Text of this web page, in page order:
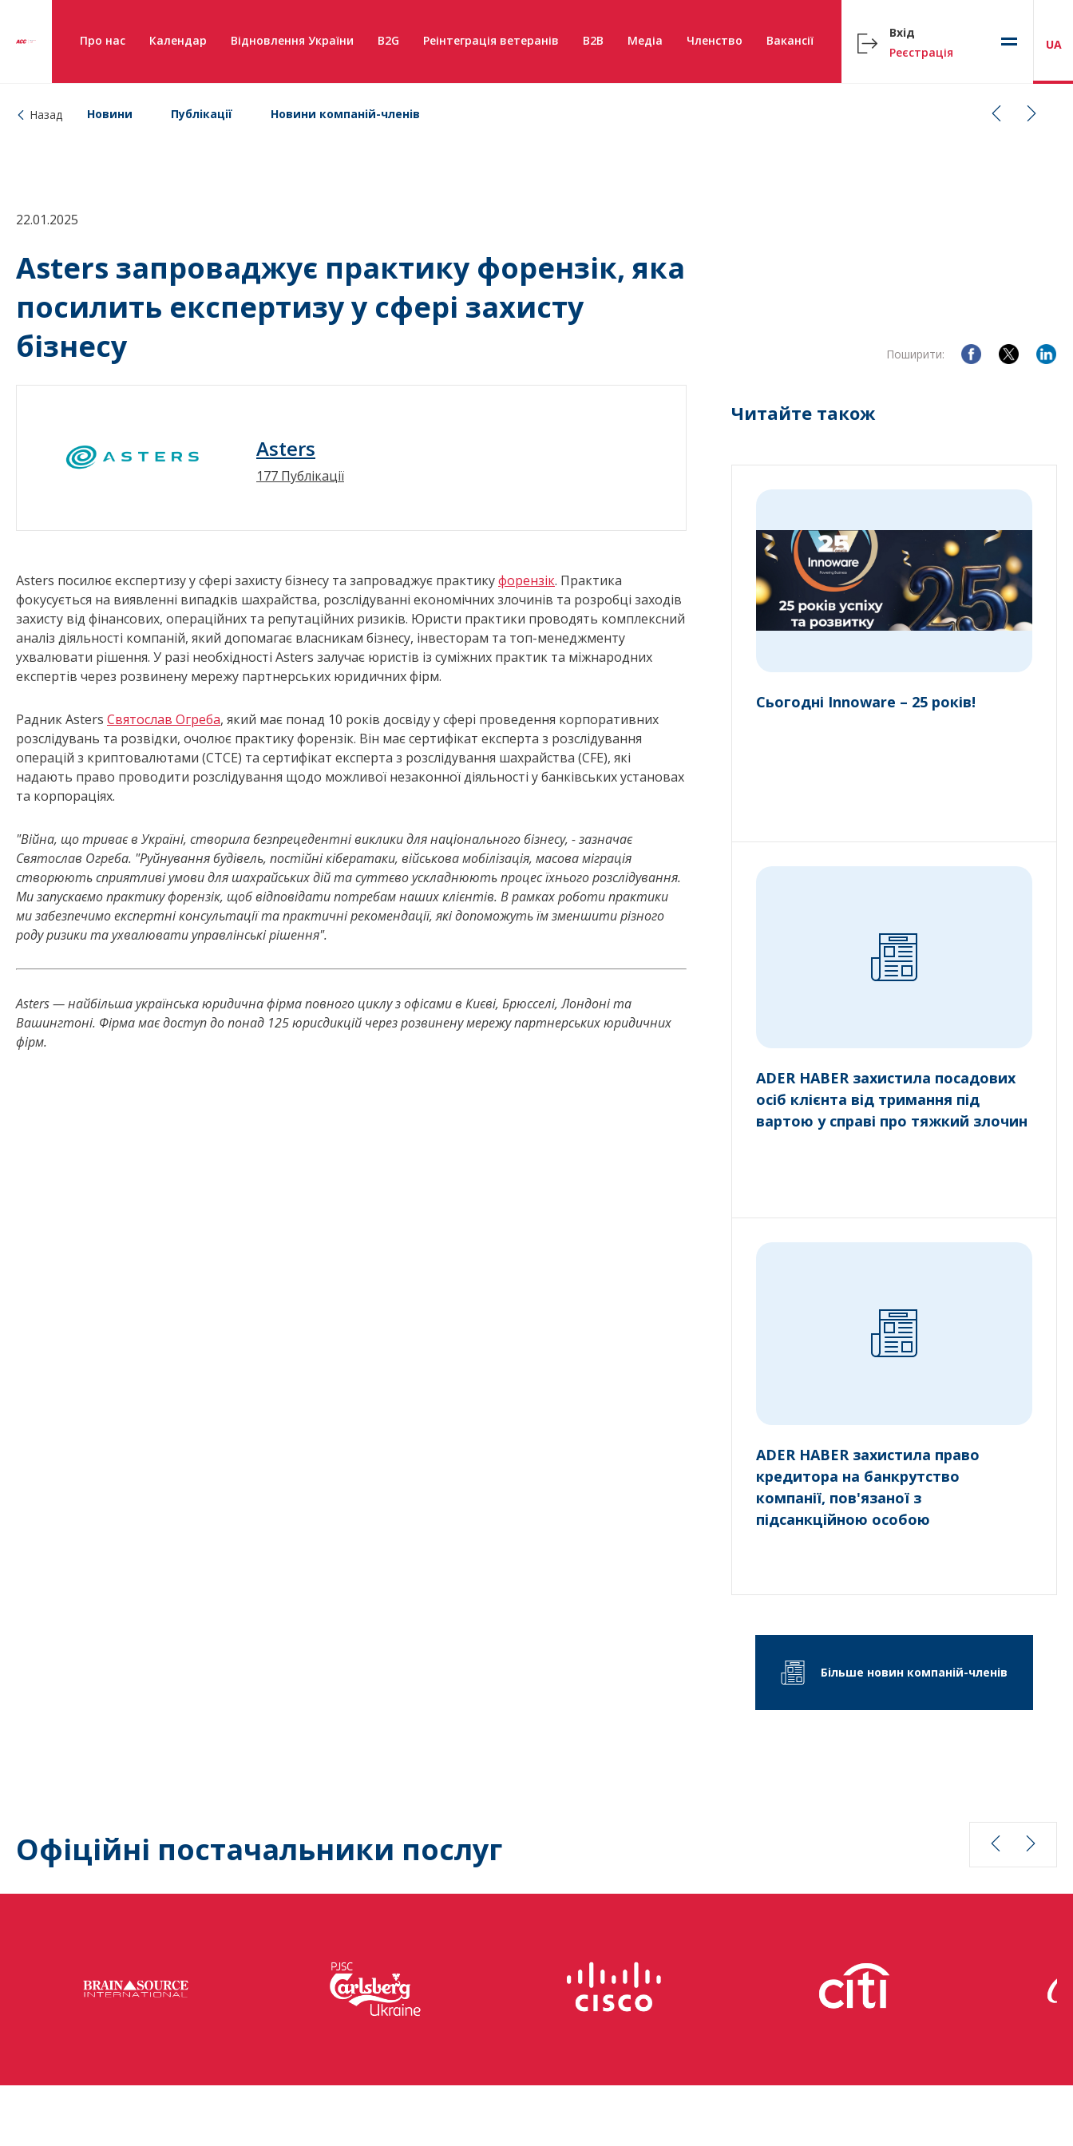
Про нас Календар Відновлення України B2G Реінтеграція ветеранів B2B Медіа Членство Вакансії
Вхід
Реєстрація
UA
Назад Новини Публікації Новини компаній-членів
22.01.2025
Asters запроваджує практику форензік, яка
посилить експертизу у сфері захисту
бізнесу
Поширити:
Asters
177 Публікації
Asters посилює експертизу у сфері захисту бізнесу та запроваджує практикуфорензік. Практика
фокусується на виявленні випадків шахрайства, розслідуванні економічних злочинів та розробці заходів
захисту від фінансових, операційних та репутаційних ризиків. Юристи практики проводять комплексний
аналіз діяльності компаній, який допомагає власникам бізнесу, інвесторам та топ-менеджменту
ухвалювати рішення. У разі необхідності Asters залучає юристів із суміжних практик та міжнародних
експертів через розвинену мережу партнерських юридичних фірм.
Радник Asters Святослав Огреба, який має понад 10 років досвіду у сфері проведення корпоративних
розслідувань та розвідки, очолює практику форензік. Він має сертифікат експерта з розслідування
операцій з криптовалютами (CTCE) та сертифікат експерта з розслідування шахрайства (CFE), які
надають право проводити розслідування щодо можливої незаконної діяльності у банківських установах
та корпораціях.
"Війна, що триває в Україні, створила безпрецедентні виклики для національного бізнесу, - зазначає
Святослав Огреба. "Руйнування будівель, постійні кібератаки, військова мобілізація, масова міграція
створюють сприятливі умови для шахрайських дій та суттєво ускладнюють процес їхнього розслідування.
Ми запускаємо практику форензік, щоб відповідати потребам наших клієнтів. В рамках роботи практики
ми забезпечимо експертні консультації та практичні рекомендації, які допоможуть їм зменшити різного
роду ризики та ухвалювати управлінські рішення".
Asters — найбільша українська юридична фірма повного циклу з офісами в Києві, Брюсселі, Лондоні та
Вашингтоні. Фірма має доступ до понад 125 юрисдикцій через розвинену мережу партнерських юридичних
фірм.
Читайте також
Сьогодні Innoware – 25 років!
ADER HABER захистила посадових
осіб клієнта від тримання під
вартою у справі про тяжкий злочин
ADER HABER захистила право
кредитора на банкрутство
компанії, пов'язаної з
підсанкційною особою
Більше новин компаній-членів
Офіційні постачальники послуг